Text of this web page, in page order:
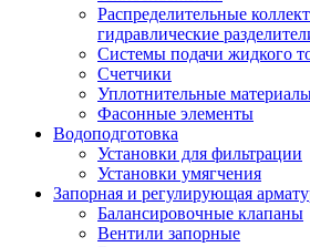
Распределительные
гидравлические
Системы подачи жидкого
Счетчики
Уплотнительные
Фасонные элементы
Водоподготовка
Установки для фильтрации
Установки умягчения
Запорная и регулирующая
Балансировочные клапаны
Вентили запорные